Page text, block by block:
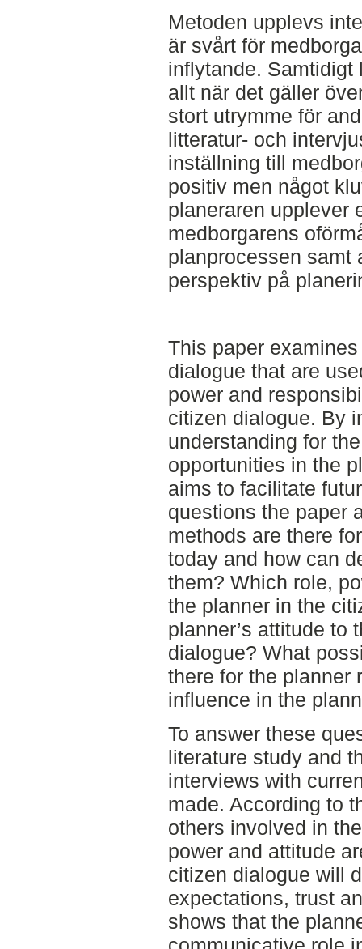
Metoden upplevs
är svårt för
inflytande. Samtidigt
allt när det gäller
stort utrymme för
litteratur- och
inställning till
positiv men något
planeraren upplever
medborgarens
planprocessen samt
perspektiv på
This paper
dialogue that are
power and
citizen dialogue. By
understanding for
opportunities in the
aims to facilitate
questions the paper
methods are there
today and how can
them? Which role,
the planner in the
planner’s attitude to
dialogue? What
there for the planner
influence in the
To answer these
literature study and
interviews with
made. According to
others involved in
power and attitude
citizen dialogue will
expectations, trust
shows that the